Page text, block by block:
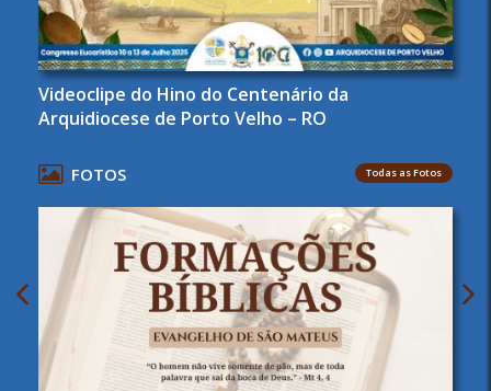
Videoclipe do Hino do Centenário da
Arquidiocese de Porto Velho – RO
FOTOS Todas as Fotos